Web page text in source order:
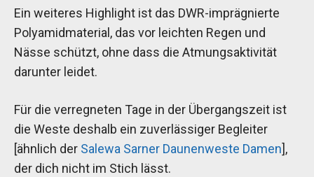
Ein weiteres Highlight ist das DWR-imprägnierte
Polyamidmaterial, das vor leichten Regen und
Nässe schützt, ohne dass die Atmungsaktivität
darunter leidet.
Für die verregneten Tage in der Übergangszeit ist
die Weste deshalb ein zuverlässiger Begleiter
[ähnlich der Salewa Sarner Daunenweste Damen],
der dich nicht im Stich lässt.